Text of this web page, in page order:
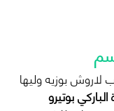
لاروش بوزيهوليها
الباركيبوتيرو